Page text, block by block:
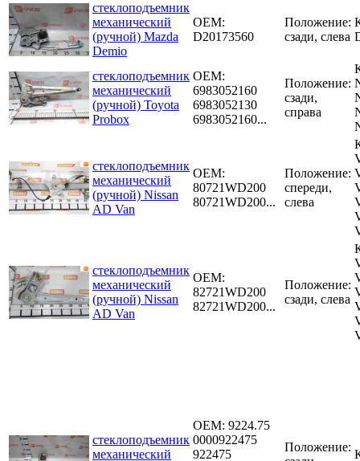
стеклоподъемник
механический
(ручной) Mazda
Demio
OEM:
D20173560
Положение:
сзади, слева
стеклоподъемник
механический
(ручной) Toyota
Probox
OEM:
6983052160
6983052130
6983052160...
Положение:
сзади,
справа
стеклоподъемник
механический
(ручной) Nissan
AD Van
OEM:
80721WD200
80721WD200...
Положение:
спереди,
слева
стеклоподъемник
механический
(ручной) Nissan
AD Van
OEM:
82721WD200
82721WD200...
Положение:
сзади, слева
стеклоподъемник
механический
OEM: 9224.75
0000922475
922475
Положение: